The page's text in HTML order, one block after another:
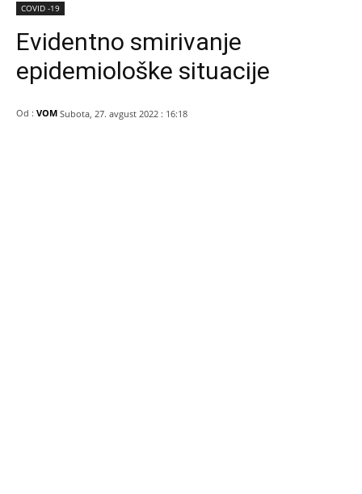
COVID -19
Evidentno smirivanje
epidemiološke situacije
Od : VOM Subota, 27. avgust 2022 : 16:18